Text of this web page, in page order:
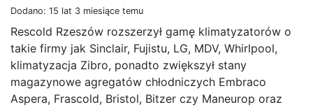
Dodano: 15 lat 3 miesiące temu
Rescold Rzeszów rozszerzył gamę klimatyzatorów o
takie firmy jak Sinclair, Fujistu, LG, MDV, Whirlpool,
klimatyzacja Zibro, ponadto zwiększył stany
magazynowe agregatów chłodniczych Embraco
Aspera, Frascold, Bristol, Bitzer czy Maneurop oraz